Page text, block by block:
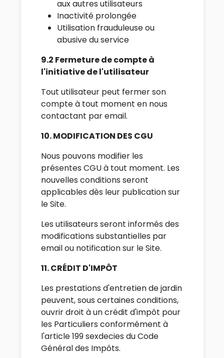
aux autres utilisateurs
Inactivité prolongée
Utilisation frauduleuse ou
abusive du service
9.2 Fermeture de compte à
l'initiative de l'utilisateur
Tout utilisateur peut fermer son
compte à tout moment en nous
contactant par email.
10. MODIFICATION DES CGU
Nous pouvons modifier les
présentes CGU à tout moment. Les
nouvelles conditions seront
applicables dès leur publication sur
le Site.
Les utilisateurs seront informés des
modifications substantielles par
email ou notification sur le Site.
11. CRÉDIT D'IMPÔT
Les prestations d'entretien de jardin
peuvent, sous certaines conditions,
ouvrir droit à un crédit d'impôt pour
les Particuliers conformément à
l'article 199 sexdecies du Code
Général des Impôts.